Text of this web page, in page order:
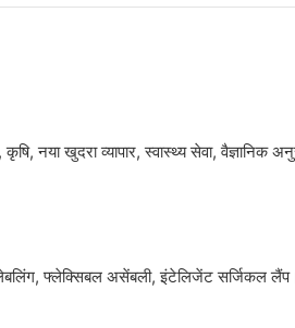
नया खुदरा व्यापार, स्वास्थ्य सेवा, वैज्ञानिक
लेबलिंग, फ्लेक्सिबल असेंबली, इंटेलिजेंट सर्जिकल